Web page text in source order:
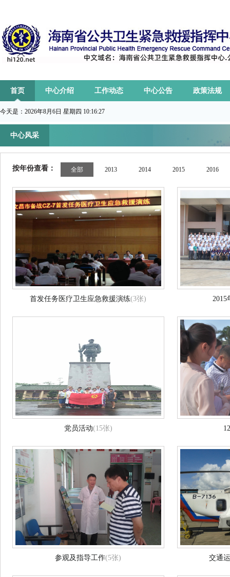
首页 中心介绍 工作动态 中心公告 政策法规
今天是： 2026年8月6日 星期四 10:16:28
中心风采
按年份查看： 全部 2013 2014 2015 2016
首发任务医疗卫生应急救援演练(3张) 2015
党员活动(15张)
参观及指导工作(5张) 交通